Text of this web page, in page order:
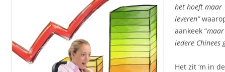
het hoeft maar
leveren”
aankeek “
iedere Chinees
Het zit ‘m in